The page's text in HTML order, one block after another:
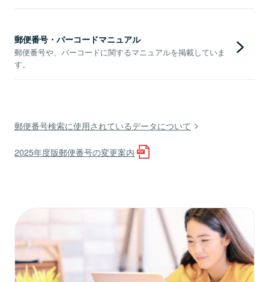
郵便番号・バーコードマニュアル
郵便番号や、バーコードに関するマニュアルを掲載していま
す。
郵便番号検索に使用されているデータについて
2025年度版郵便番号の変更案内